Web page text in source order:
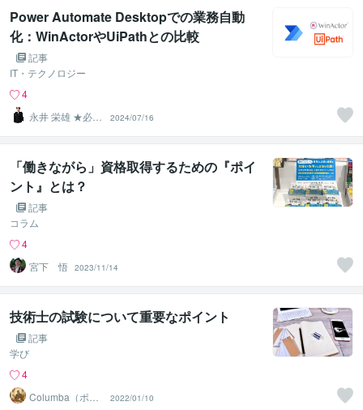
Power Automate Desktopでの業務自動
化：WinActorやUiPathとの比較
記事
IT・テクノロジー
4
永井 栄雄 ★必ず
翌日までに納品
します★
2024/07/16
「働きながら」資格取得するための『ポイ
ント』とは？
記事
コラム
4
宮下 悟 2023/11/14
技術士の試験について重要なポイント
記事
学び
4
Columba（ポッ
2022/01/10